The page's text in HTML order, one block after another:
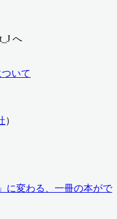
へ
いて
）
に変わる、一冊の本がで